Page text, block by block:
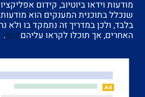
מודעות וידאו ביוטיוב, קידום
שנכלל בתוכנית המענקים הוא
בלבד, ולכן במדריך זה נתמקד בו ולא
האחרים, אך תוכלו לקראו עליהםכאן.